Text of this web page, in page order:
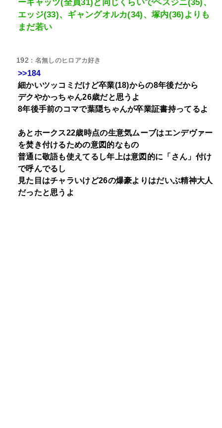
ーキャッツ(全員31)と同じくらいでベスジニ(35)、
エッジ(33)、ギャングオルカ(34)、塚内(36)よりも
まだ若い
192 : 名無しのヒロアカ好き
>>184
細かいツッコミだけど卒業(18)からの8年後だから
デクやかっちゃん26歳だと思うよ
8年後手前のコマで葉隠ちゃんが卒業証書持ってるよ
あとホークス22歳時点の生意気ムーブはエンデヴァー
を焚き付けるための意図的なもの
普通に敬語も使えてるし年上は意図的に「さん」付け
で呼んでるし
見た目はチャラいけど26の爆豪よりはだいぶ精神大人
だったと思うよ